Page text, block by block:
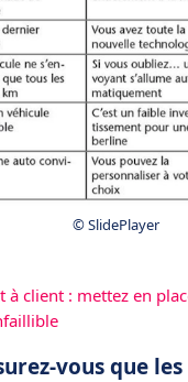
© SlidePlayer
à client : mettez en
vous que